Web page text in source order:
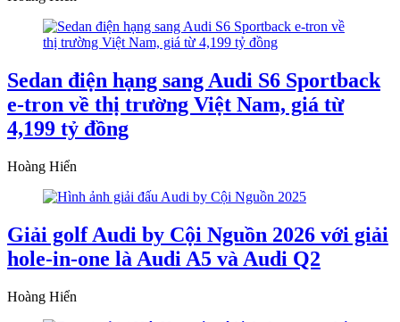
Sedan điện hạng sang Audi S6 Sportback
e-tron về thị trường Việt Nam, giá từ
4,199 tỷ đồng
Hoàng Hiển
Giải golf Audi by Cội Nguồn 2026 với giải
hole-in-one là Audi A5 và Audi Q2
Hoàng Hiển